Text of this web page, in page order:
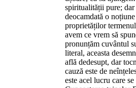
spiritualității pure; dar
deocamdată o
proprietăților
avem ce vrem să
pronunțăm cuvântul
literal, aceasta
află dedesupt, dar
cauză este de
este acel lucru care